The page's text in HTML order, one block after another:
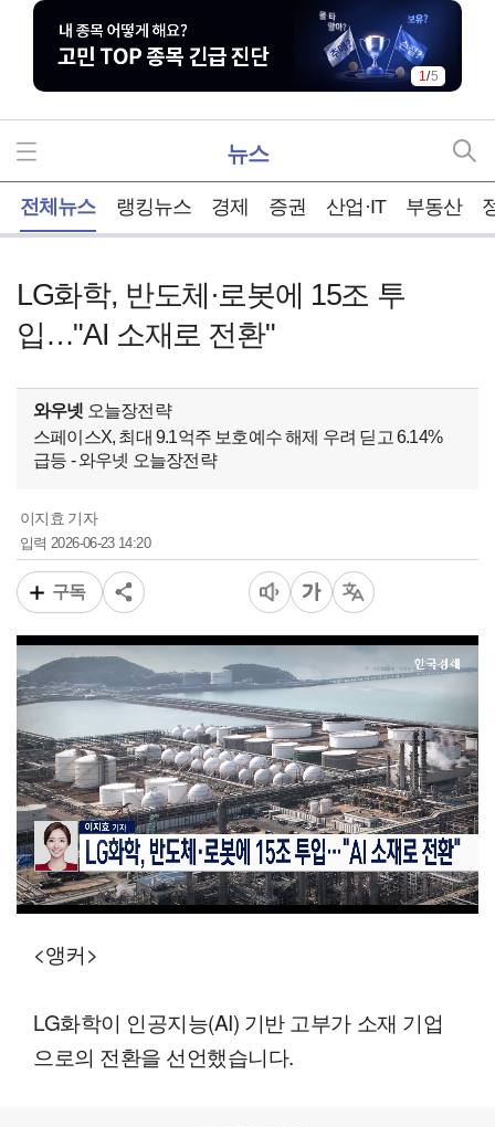
1/5
뉴스
전체뉴스 랭킹뉴스 경제 증권 산업·IT 부동산
LG화학, 반도체·로봇에 15조 투
입…"AI 소재로 전환"
와우넷 오늘장전략
스페이스X, 최대 9.1억주 보호예수 해제 우려 딛고 6.14%
급등 - 와우넷 오늘장전략
이지효 기자
입력2026-06-23 14:20
구독
00:11
<앵커>
LG화학이 인공지능(AI) 기반 고부가 소재 기업
으로의 전환을 선언했습니다.